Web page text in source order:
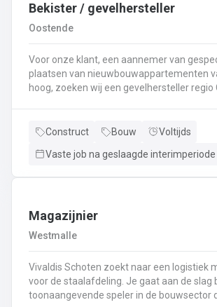
Bekister / gevelhersteller
Oostende
Voor onze klant, een aannemer van
plaatsen van nieuwbouwappartementen
hoog, zoeken wij een gevelhersteller regio
collegas. Je zal voornamelijk ingezet
gevel;Opnieuw voegen van
wapening en voorzien van een
2de natuur en heeft weinig geheimen voor
Construct Bouw
Voltijds
Vaste job na geslaagde interimperiode
Magazijnier
Westmalle
Vivaldis Schoten zoekt naar een logistiek
voor de staalafdeling. Je gaat aan de slag
toonaangevende speler in de bouwsector